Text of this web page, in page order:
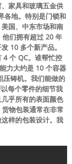
家具和玻璃五金供
各地。特别是门锁和
国、中东市场和南
们拥有超过 20 年
10 多个新产品。
4 个 QC。谁帮忙控
力大约是 10 个容器
压铸机。我们能做的
每个零件的细节我
乎所有的表面颜色
物包装通常在非常
样的包装设计。我